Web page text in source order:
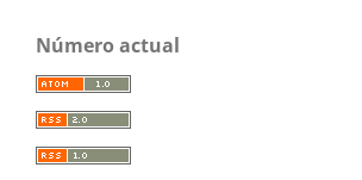
Número actual